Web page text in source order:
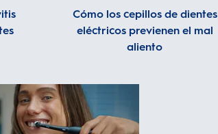
Cómo los cepillos de dientes
eléctricos previenen el mal
aliento